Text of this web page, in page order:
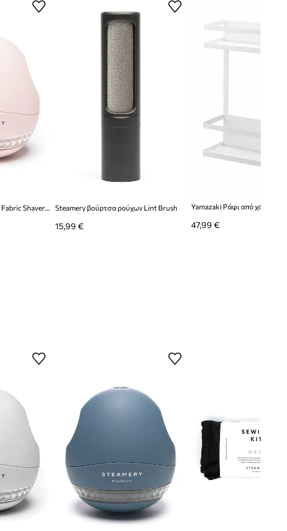
Steamery αποχνουδωτής Fabric Shaver Pilo 1 Steamery βούρτσα ρούχων Lint Brush
15,99 € 47,99 €